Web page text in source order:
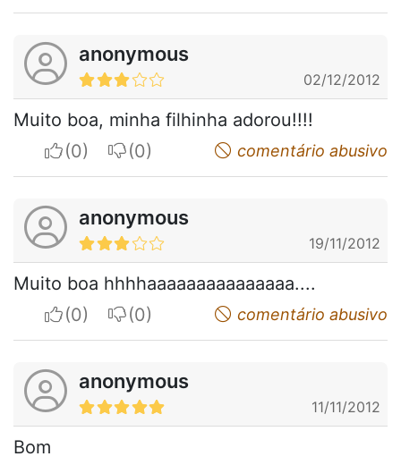
anonymous
02/12/2012
Muito boa, minha filhinha adorou!!!!
I apreciateI do not appreciatecomentário abusivo
anonymous
19/11/2012
Muito boa hhhhaaaaaaaaaaaaaaa....
I apreciateI do not appreciatecomentário abusivo
anonymous
11/11/2012
Bom